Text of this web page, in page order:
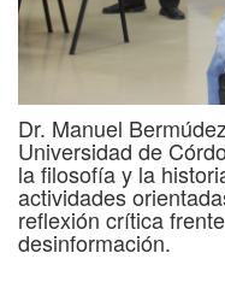
Dr. Manuel
Universidad de
la filosofía y la
actividades
reflexión crítica
desinformación.